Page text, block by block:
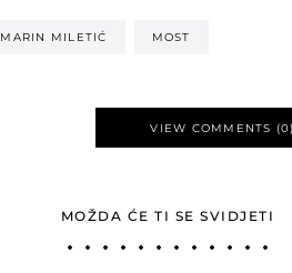
MARIN MILETIĆ MOST
VIEW COMMENTS (0)
MOŽDA ĆE TI SE SVIDJETI